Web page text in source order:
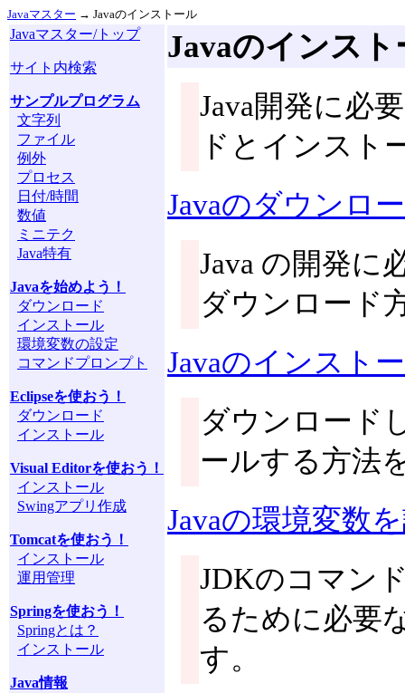
Javaマスター → Javaのインストール
Javaマスター/トップ
サイト内検索
サンプルプログラム
文字列
ファイル
例外
プロセス
日付/時間
数値
ミニテク
Java特有
Javaを始めよう！
ダウンロード
インストール
環境変数の設定
コマンドプロンプト
Eclipseを使おう！
ダウンロード
インストール
Visual Editorを使おう！
インストール
Swingアプリ作成
Tomcatを使おう！
インストール
運用管理
Springを使おう！
Springとは？
インストール
Java情報
Javaのインスト
Java開発に必
ドとインスト
Javaのダウンロ
Java の開発に
ダウンロード
Javaのインスト
ダウンロード
ールする方法
Javaの環境変数
JDKのコマン
るために必要
す。